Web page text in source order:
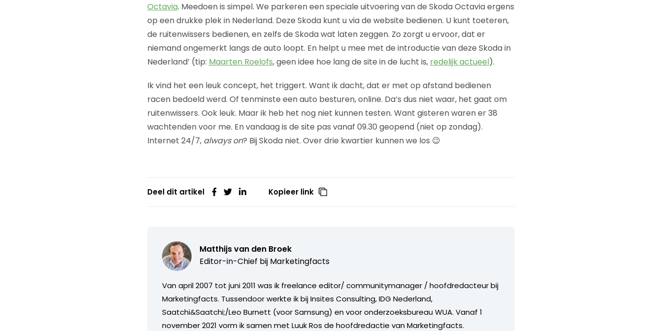
Octavia. Meedoen is simpel. We parkeren een speciale uitvoering van de Skoda Octavia ergens
op een drukke plek in Nederland. Deze Skoda kunt u via de website bedienen. U kunt toeteren,
de ruitenwissers bedienen, en zelfs de Skoda wat laten zeggen. Zo zorgt u ervoor, dat er
niemand ongemerkt langs de auto loopt. En helpt u mee met de introductie van deze Skoda in
Nederland’ (tip: Maarten Roelofs, geen idee hoe lang de site in de lucht is, redelijk actueel).
Ik vind het een leuk concept, het triggert. Want ik dacht, dat er met op afstand bedienen
racen bedoeld werd. Of tenminste een auto besturen, online. Da’s dus niet waar, het gaat om
ruitenwissers. Ook leuk. Maar ik heb het nog niet kunnen testen. Want gisteren waren er 38
wachtenden voor me. En vandaag is de site pas vanaf 09.30 geopend (niet op zondag).
Internet 24/7, always on? Bij Skoda niet. Over drie kwartier kunnen we los 😉
Deel dit artikel Kopieer link
Matthijs van den Broek
Editor-in-Chief bij Marketingfacts
Van april 2007 tot juni 2011 was ik freelance editor/ communitymanager / hoofdredacteur bij
Marketingfacts. Tussendoor werkte ik bij Insites Consulting, IDG Nederland,
Saatchi&Saatchi;/Leo Burnett (voor Samsung) en voor onderzoeksbureau WUA. Vanaf 1
november 2021 vorm ik samen met Luuk Ros de hoofdredactie van Marketingfacts.